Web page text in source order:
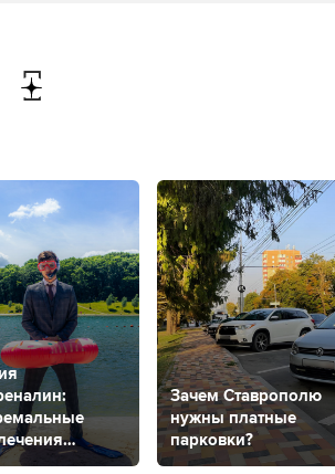
Зачем Ставрополю
нужны платные
парковки?